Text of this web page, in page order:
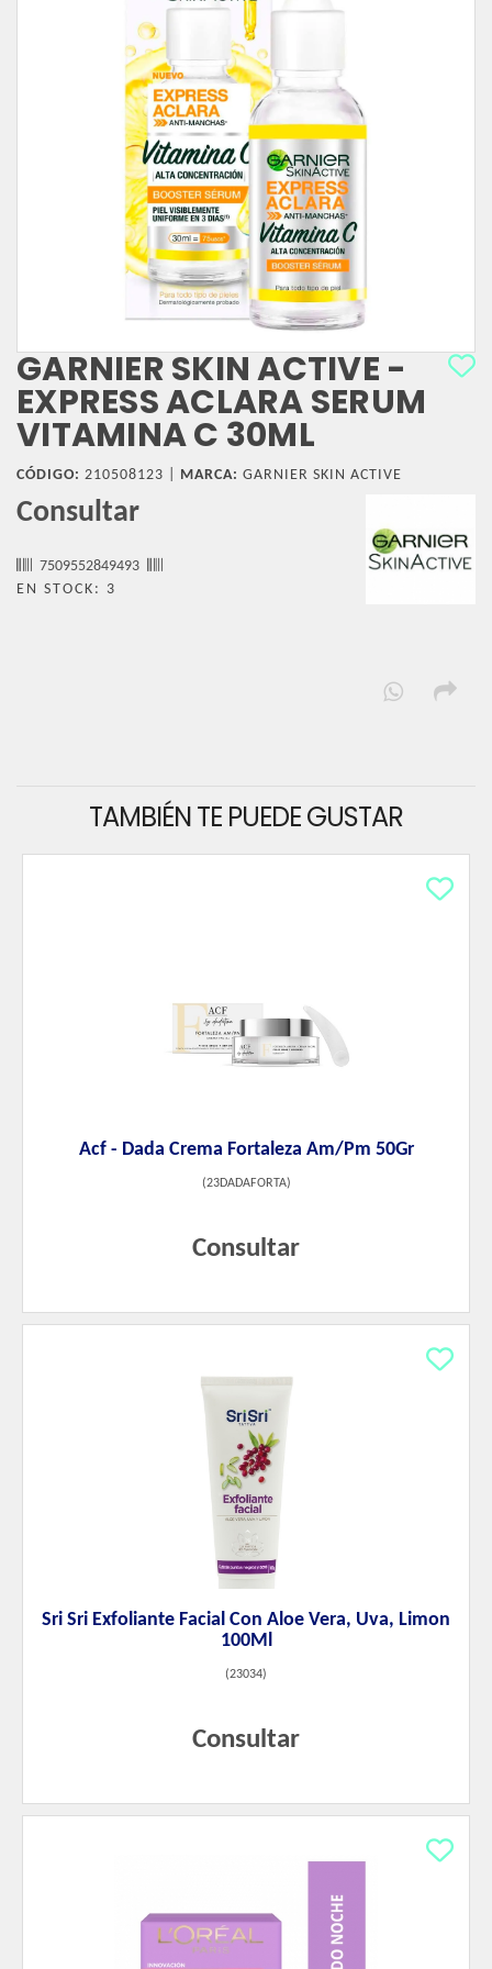
GARNIER SKIN ACTIVE -
EXPRESS ACLARA SERUM
VITAMINA C 30ML
CÓDIGO: 210508123 | MARCA: GARNIER SKIN ACTIVE
Consultar
7509552849493
EN STOCK: 3
TAMBIÉN TE PUEDE GUSTAR
Acf - Dada Crema Fortaleza Am/Pm 50Gr
(23DADAFORTA)
Consultar
Sri Sri Exfoliante Facial Con Aloe Vera, Uva, Limon
100Ml
(23034)
Consultar